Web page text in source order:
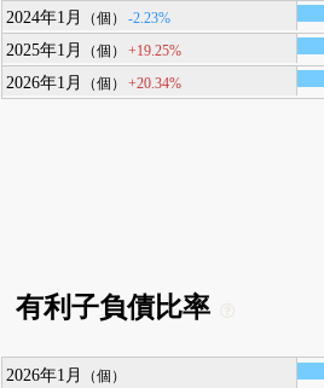
2024年1月
（個） -2.23%
2025年1月
（個） +19.25%
2026年1月
（個） +20.34%
有利子負債比率
2026年1月 （個）